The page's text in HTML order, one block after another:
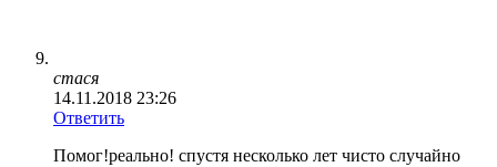
стася
14.11.2018 23:26
Ответить
Помог!реально! спустя несколько лет чисто случайно